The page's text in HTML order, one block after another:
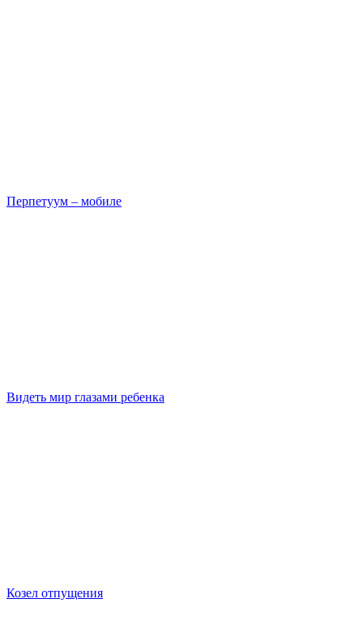
Перпетуум – мобиле
Видеть мир глазами ребенка
Козел отпущения